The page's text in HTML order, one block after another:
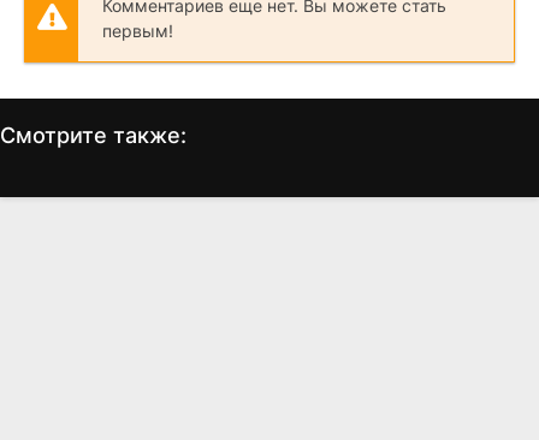
Комментариев еще нет. Вы можете стать
первым!
Смотрите также:
Охота Портландия